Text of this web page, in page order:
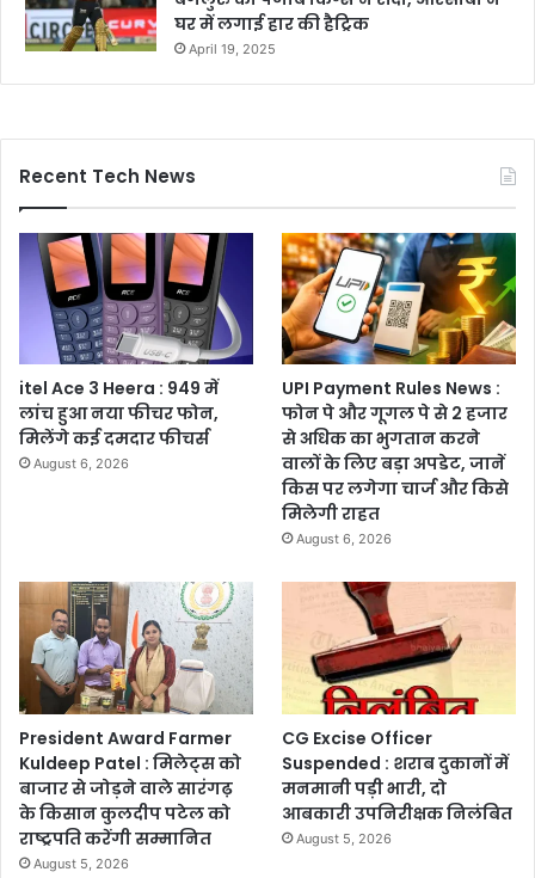
घर में लगाई हार की हैट्रिक
April 19, 2025
Recent Tech News
itel Ace 3 Heera : 949 में
लांच हुआ नया फीचर फोन,
मिलेंगे कई दमदार फीचर्स
August 6, 2026
UPI Payment Rules News :
फोन पे और गूगल पे से 2 हजार
से अधिक का भुगतान करने
वालों के लिए बड़ा अपडेट, जानें
किस पर लगेगा चार्ज और किसे
मिलेगी राहत
August 6, 2026
President Award Farmer
Kuldeep Patel : मिलेट्स को
बाजार से जोड़ने वाले सारंगढ़
के किसान कुलदीप पटेल को
राष्ट्रपति करेंगी सम्मानित
August 5, 2026
CG Excise Officer
Suspended : शराब दुकानों में
मनमानी पड़ी भारी, दो
आबकारी उपनिरीक्षक निलंबित
August 5, 2026